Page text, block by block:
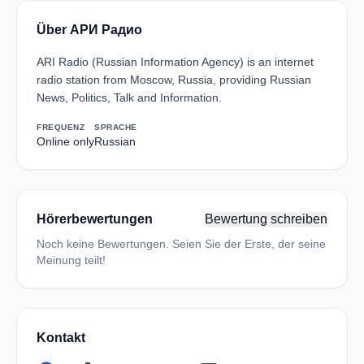
Über АРИ Радио
ARI Radio (Russian Information Agency) is an internet
radio station from Moscow, Russia, providing Russian
News, Politics, Talk and Information.
FREQUENZ
Online only
SPRACHE
Russian
Hörerbewertungen Bewertung schreiben
Noch keine Bewertungen. Seien Sie der Erste, der seine
Meinung teilt!
Kontakt